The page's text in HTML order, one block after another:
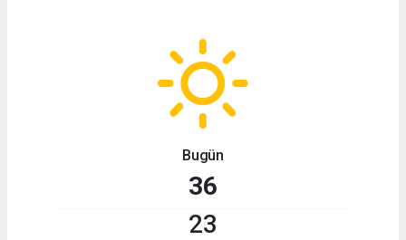
Bugün
36
23